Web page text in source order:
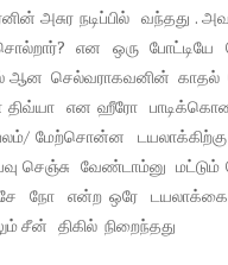
அசுர நடிப்பில் வந்தது .
என ஒரு போட்டியே
ஆன செல்வராகவனின்
திவ்யா என ஹீரோ
மேற்சொன்ன
செஞ்சு வேண்டாம்னு மட்டும்
நோ என்ற ஒரே
சீன் திகில் நிறைந்தது